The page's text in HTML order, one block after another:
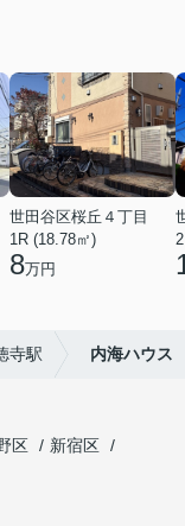
世田谷区桜丘４丁目
1R (18.78㎡)
8万円
寺駅 内海ハウス
区
新宿区